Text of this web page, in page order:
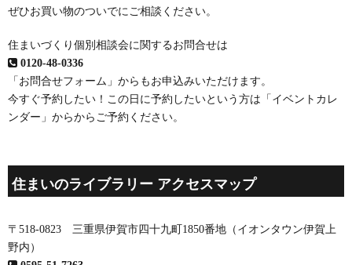
ぜひお買い物のついでにご相談ください。
住まいづくり個別相談会に関するお問合せは
0120-48-0336
「お問合せフォーム」 からもお申込みいただけます。
今すぐ予約したい！この日に予約したいという方は 「イベントカレ
ンダー」 からからご予約ください。
住まいのライブラリー アクセスマップ
〒518-0823 三重県伊賀市四十九町1850番地（イオンタウン伊賀上
野内）